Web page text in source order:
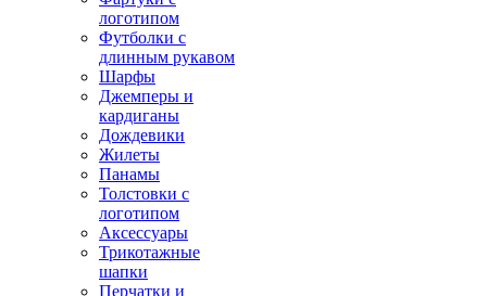
логотипом
Футболки с
длинным рукавом
Шарфы
Джемперы и
кардиганы
Дождевики
Жилеты
Панамы
Толстовки с
логотипом
Аксессуары
Трикотажные
шапки
Перчатки и